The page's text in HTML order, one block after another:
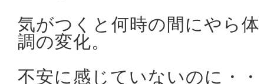
気がつくと何時の間にやら体
調の変化。
不安に感じていないのに・・